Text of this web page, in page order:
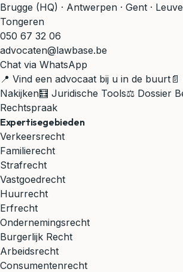
Brugge (HQ) · Antwerpen · Gent ·
Tongeren
050 67 32 06
advocaten@lawbase.be
Chat via WhatsApp
📍 Vind een advocaat bij u in de buurt
Nakijken🧮 Juridische Tools⚖️ Dossier
Rechtspraak
Expertisegebieden
Verkeersrecht
Familierecht
Strafrecht
Vastgoedrecht
Huurrecht
Erfrecht
Ondernemingsrecht
Burgerlijk Recht
Arbeidsrecht
Consumentenrecht